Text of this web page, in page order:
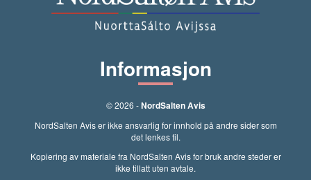
Informasjon
© 2026 -NordSalten Avis
NordSalten Avis er ikke ansvarlig for innhold på andre sider som
det lenkes til.
Kopiering av materiale fra NordSalten Avis for bruk andre steder er
ikke tillatt uten avtale.